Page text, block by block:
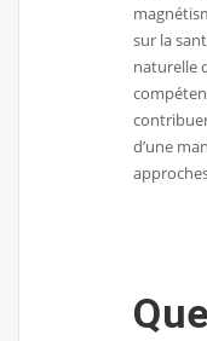
sur la
naturelle
d’une